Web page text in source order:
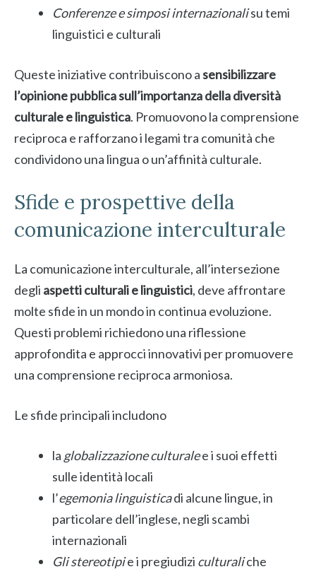
Conferenze e simposi internazionalisu temi
linguistici e culturali
Queste iniziative contribuiscono asensibilizzare
l’opinione pubblica sull’importanza della diversità
culturale e linguistica. Promuovono la comprensione
reciproca e rafforzano i legami tra comunità che
condividono una lingua o un’affinità culturale.
Sfide e prospettive della
comunicazione interculturale
La comunicazione interculturale, all’intersezione
degli aspetti culturali e linguistici, deve affrontare
molte sfide in un mondo in continua evoluzione.
Questi problemi richiedono una riflessione
approfondita e approcci innovativi per promuovere
una comprensione reciproca armoniosa.
Le sfide principali includono
la globalizzazione culturalee i suoi effetti
sulle identità locali
l’egemonia linguisticadi alcune lingue, in
particolare dell’inglese, negli scambi
internazionali
Gli stereotipie i pregiudizi culturaliche